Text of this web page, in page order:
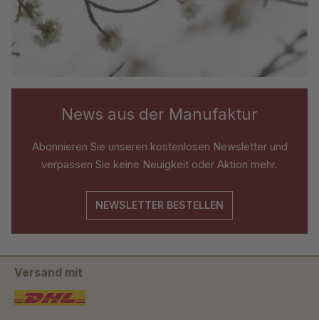
News aus der Manufaktur
Abonnieren Sie unseren kostenlosen Newsletter und
verpassen Sie keine Neuigkeit oder Aktion mehr.
NEWSLETTER BESTELLEN
Versand mit